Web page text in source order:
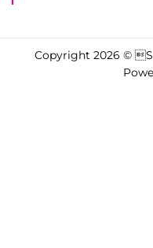
Copyright 2026 ©